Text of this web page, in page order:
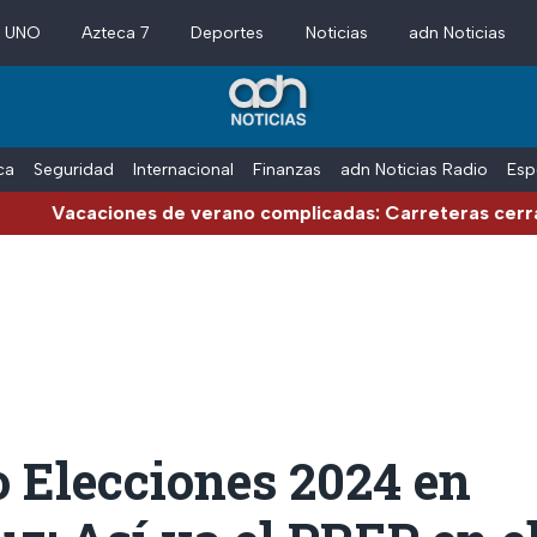
Azteca 7 Deportes Noticias adn Noticias
Seguridad Internacional Finanzas adn Noticias Radio
de verano complicadas: Carreteras cerradas
2024 en